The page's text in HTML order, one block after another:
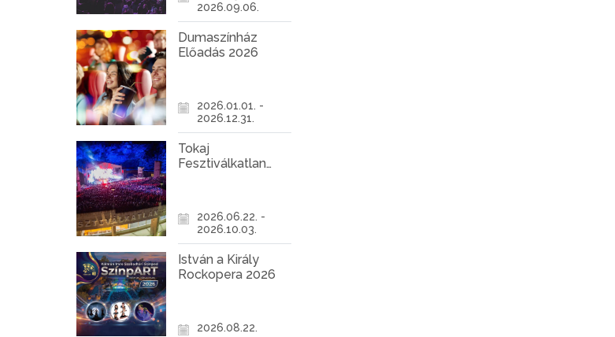
2026.09.06.
Dumaszínház
Előadás 2026
2026.01.01. -
2026.12.31.
Tokaj
Fesztiválkatlan
2026.06.22. -
2026.10.03.
István a Király
Rockopera 2026
2026.08.22.